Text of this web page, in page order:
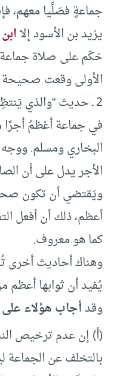
جماعةٍ فصَلِّيا معهم،
يزيد بن الأسود إلا
حَكَم على صلاة جماعة
الأولى وقعت
2 ـ حديث “والذي
في جماعة أعْظمُ أجرًا
البخاري ومسلم.
الأجر يدل على أن
ويَقتضي أن تكون
أعظم، ذلك أن أفعل
كما هو معروف.
وهناك أحاديث أخرى
يُفيد أن ثوابها
وقدأجاب هؤلاء على
(أ) إن عدم ترخيص
بالتخلف عن